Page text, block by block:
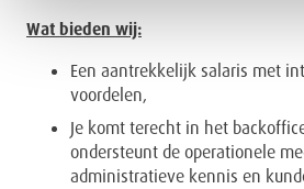
Wat bieden wij:
Een aantrekkelijk salaris met
voordelen,
Je komt terecht in het
ondersteunt de operationele
administratieve kennis en